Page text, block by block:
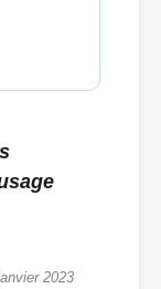
2023